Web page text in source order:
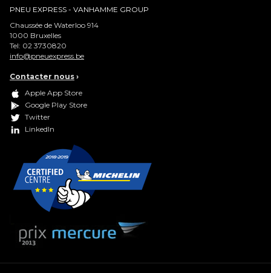
PNEU EXPRESS - VANHAMME GROUP
Chaussée de Waterloo 914
1000 Bruxelles
Tel: 02 3730820
info@pneuexpress.be
Contacter nous ›
Apple App Store
Google Play Store
Twitter
LinkedIn